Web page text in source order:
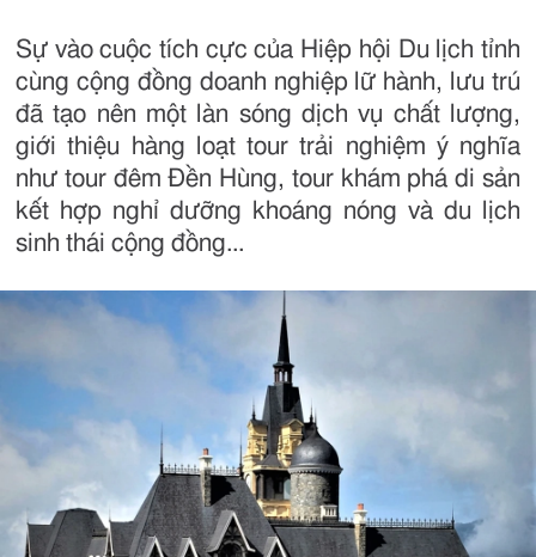
Sự vào cuộc tích cực của Hiệp hội Du lịch tỉnh
cùng cộng đồng doanh nghiệp lữ hành, lưu trú
đã tạo nên một làn sóng dịch vụ chất lượng,
giới thiệu hàng loạt tour trải nghiệm ý nghĩa
như tour đêm Đền Hùng, tour khám phá di sản
kết hợp nghỉ dưỡng khoáng nóng và du lịch
sinh thái cộng đồng...